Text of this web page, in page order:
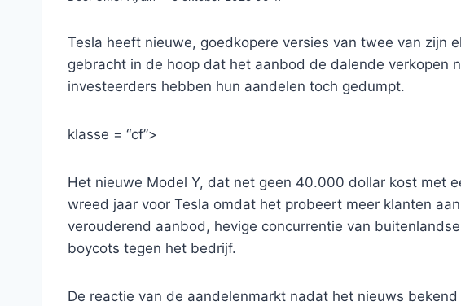
Tesla heeft nieuwe, goedkopere versies van twee van zijn
gebracht in de hoop dat het aanbod de dalende verkopen
investeerders hebben hun aandelen toch gedumpt.
klasse = “cf”>
Het nieuwe Model Y, dat net geen 40.000 dollar kost met
wreed jaar voor Tesla omdat het probeert meer klanten
verouderend aanbod, hevige concurrentie van
boycots tegen het bedrijf.
De reactie van de aandelenmarkt nadat het nieuws